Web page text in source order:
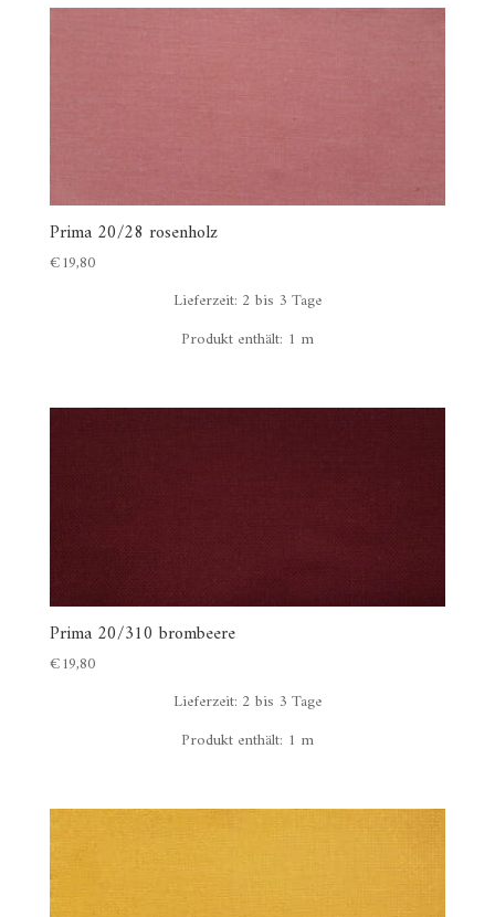
Prima 20/28 rosenholz
€19,80
Lieferzeit: 2 bis 3 Tage
Produkt enthält: 1 m
Prima 20/310 brombeere
€19,80
Lieferzeit: 2 bis 3 Tage
Produkt enthält: 1 m